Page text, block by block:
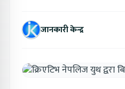
जानकारी केन्द्र